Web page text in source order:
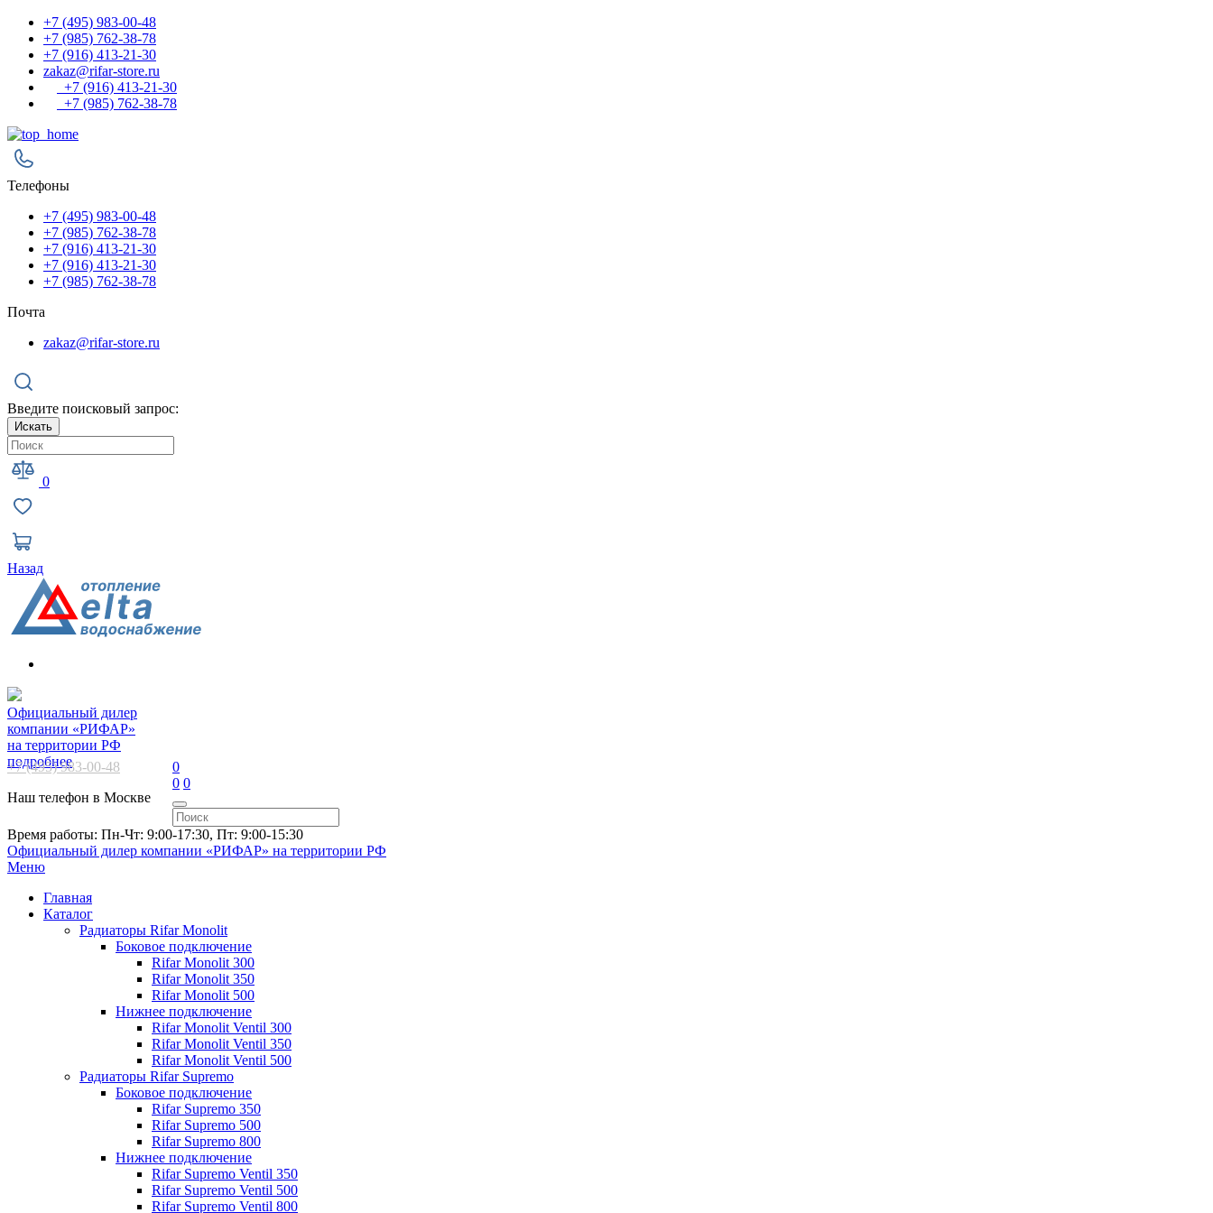
+7 (495) 983-00-48
+7 (985) 762-38-78
+7 (916) 413-21-30
zakaz@rifar-store.ru
+7 (916) 413-21-30
+7 (985) 762-38-78
Телефоны
+7 (495) 983-00-48
+7 (985) 762-38-78
+7 (916) 413-21-30
+7 (916) 413-21-30
+7 (985) 762-38-78
Почта
zakaz@rifar-store.ru
Введите поисковый запрос:
Искать
0
Назад
Официальный дилер
компании «РИФАР»
на территории РФ
подробнее
+7 (495) 983-00-48
Наш телефон в Москве
0
0 0
Время работы: Пн-Чт: 9:00-17:30, Пт: 9:00-15:30
Официальный дилер компании «РИФАР» на территории РФ
Меню
Главная
Каталог
Радиаторы Rifar Monolit
Боковое подключение
Rifar Monolit 300
Rifar Monolit 350
Rifar Monolit 500
Нижнее подключение
Rifar Monolit Ventil 300
Rifar Monolit Ventil 350
Rifar Monolit Ventil 500
Радиаторы Rifar Supremo
Боковое подключение
Rifar Supremo 350
Rifar Supremo 500
Rifar Supremo 800
Нижнее подключение
Rifar Supremo Ventil 350
Rifar Supremo Ventil 500
Rifar Supremo Ventil 800